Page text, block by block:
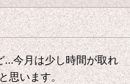
…今月は少し時間が取れ
思います。